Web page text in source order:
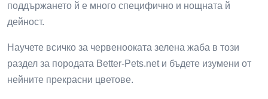
поддържането й е много специфично и нощната й
дейност.
Научете всичко за червенооката зелена жаба в този
раздел за породата Better-Pets.net и бъдете изумени от
нейните прекрасни цветове.